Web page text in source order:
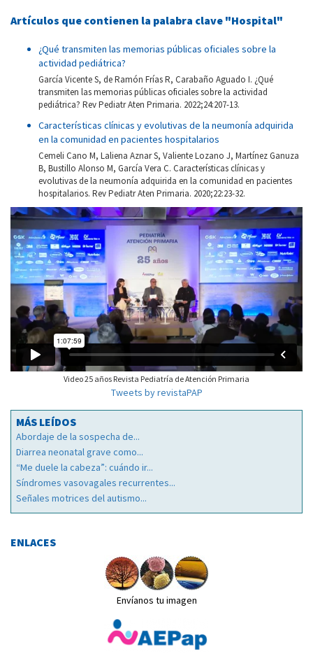
Artículos que contienen la palabra clave "Hospital"
¿Qué transmiten las memorias públicas oficiales sobre la
actividad pediátrica?
García Vicente S, de Ramón Frías R, Carabaño Aguado I. ¿Qué
transmiten las memorias públicas oficiales sobre la actividad
pediátrica? Rev Pediatr Aten Primaria. 2022;24:207-13.
Características clínicas y evolutivas de la neumonía adquirida
en la comunidad en pacientes hospitalarios
Cemeli Cano M, Laliena Aznar S, Valiente Lozano J, Martínez Ganuza
B, Bustillo Alonso M, García Vera C. Características clínicas y
evolutivas de la neumonía adquirida en la comunidad en pacientes
hospitalarios. Rev Pediatr Aten Primaria. 2020;22:23-32.
Video 25 años Revista Pediatría de Atención Primaria
Tweets by revistaPAP
MÁS LEÍDOS
Abordaje de la sospecha de...
Diarrea neonatal grave como...
“Me duele la cabeza”: cuándo ir...
Síndromes vasovagales recurrentes...
Señales motrices del autismo...
ENLACES
Envíanos tu imagen